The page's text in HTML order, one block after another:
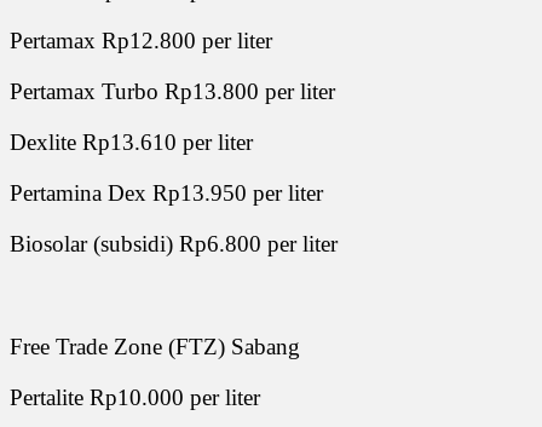
Pertamax Rp12.800 per liter
Pertamax Turbo Rp13.800 per liter
Dexlite Rp13.610 per liter
Pertamina Dex Rp13.950 per liter
Biosolar (subsidi) Rp6.800 per liter
Free Trade Zone (FTZ) Sabang
Pertalite Rp10.000 per liter